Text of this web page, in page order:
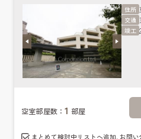
住所
交通
竣工
空室部屋数：1 部屋
まとめて検討中リストへ追加､お問